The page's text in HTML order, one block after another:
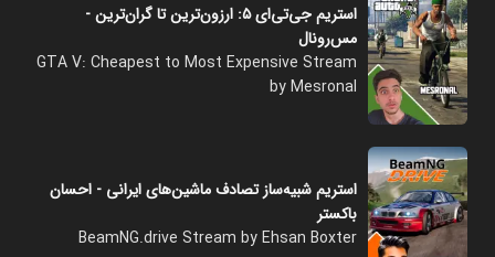
استریم جی‌تی‌ای ۵: ارزون‌ترین تا گران‌ترین -
مس‌رونال
GTA V: Cheapest to Most Expensive Stream
by Mesronal
استریم شبیه‌ساز تصادف ماشین‌های ایرانی - احسان
باکستر
BeamNG.drive Stream by Ehsan Boxter